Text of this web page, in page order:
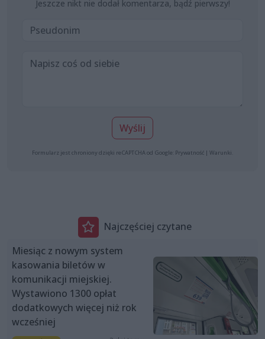
Jeszcze nikt nie dodał komentarza, bądź pierwszy!
Wyślij
Formularz jest chroniony dzięki reCAPTCHA od Google: Prywatność | Warunki
Najczęściej czytane
Miesiąc z nowym system
kasowania biletów w
komunikacji miejskiej.
Wystawiono 1300 opłat
dodatkowych więcej niż rok
wcześniej